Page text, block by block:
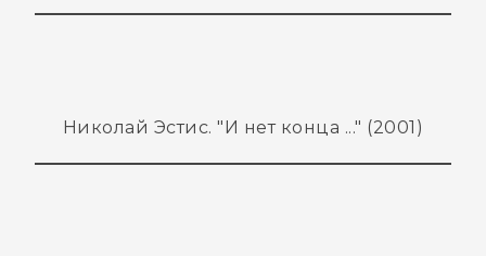
Николай Эстис. "И нет конца ..." (2001)